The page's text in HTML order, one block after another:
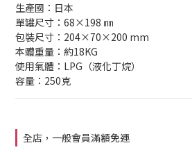
生產國：日本
單罐尺寸：68×198 ㎜
包裝尺寸：204×70×200 mm
本體重量：約18KG
使用氣體：LPG（液化丁烷）
容量：250克
全店，一般會員滿額免運